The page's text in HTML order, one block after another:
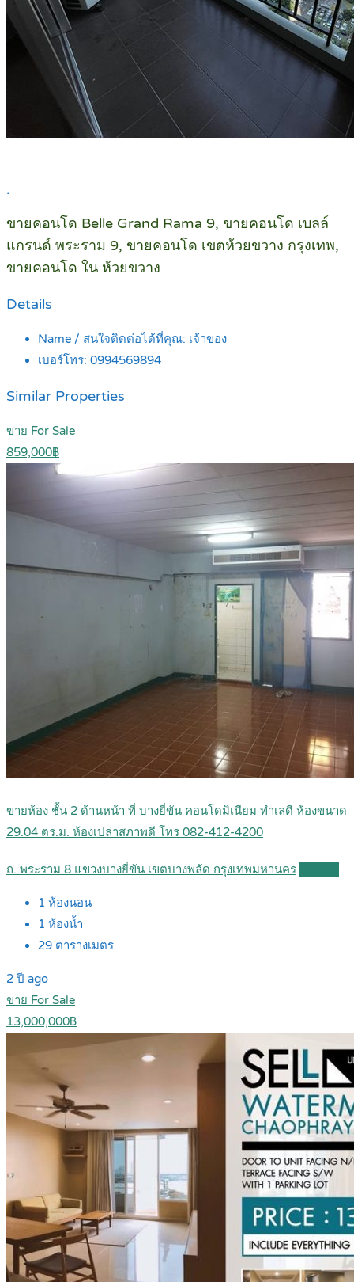
.
ขายคอนโด Belle Grand Rama 9, ขายคอนโด เบลล์
แกรนด์ พระราม 9, ขายคอนโด เขตห้วยขวาง กรุงเทพ,
ขายคอนโด ใน ห้วยขวาง
Details
Name / สนใจติดต่อได้ที่คุณ: เจ้าของ
เบอร์โทร: 0994569894
Similar Properties
ขาย For Sale
859,000฿
ขายห้อง ชั้น 2 ด้านหน้า ที่ บางยี่ขัน คอนโดมิเนียม ทำเลดี ห้องขนาด
29.04 ตร.ม. ห้องเปล่าสภาพดี โทร 082-412-4200
ถ. พระราม 8 แขวงบางยี่ขัน เขตบางพลัด กรุงเทพมหานคร
1 ห้องนอน
1 ห้องน้ำ
29 ตารางเมตร
2 ปี ago
ขาย For Sale
13,000,000฿